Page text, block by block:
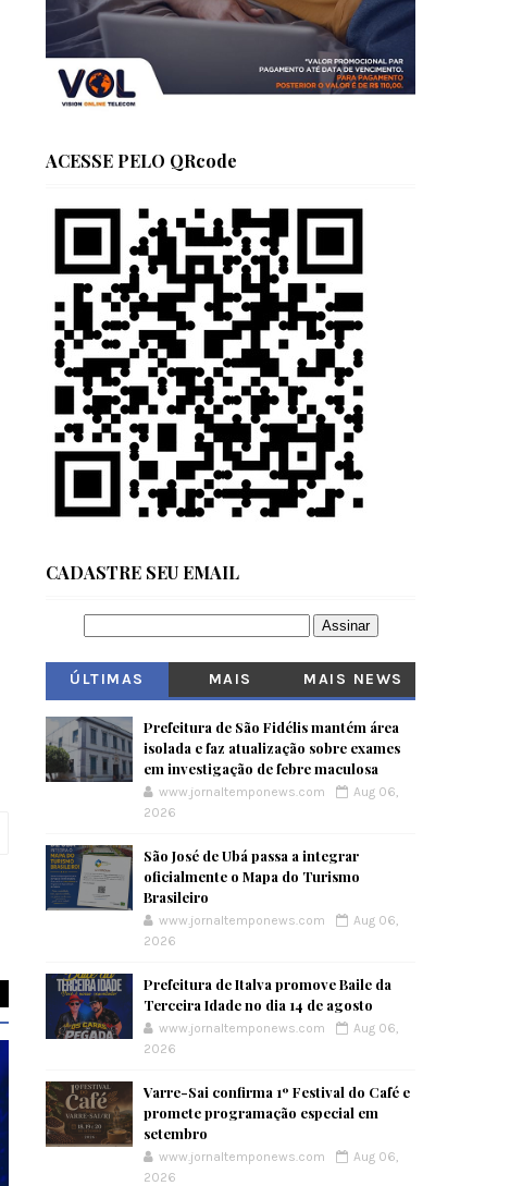
ACESSE PELO QRcode
CADASTRE SEU EMAIL
ÚLTIMAS
MAIS
MAIS NEWS
Prefeitura de São Fidélis mantém área
isolada e faz atualização sobre exames
em investigação de febre maculosa
www.jornaltemponews.com
Aug 06,
2026
São José de Ubá passa a integrar
oficialmente o Mapa do Turismo
Brasileiro
www.jornaltemponews.com
Aug 06,
2026
Prefeitura de Italva promove Baile da
Terceira Idade no dia 14 de agosto
www.jornaltemponews.com
Aug 06,
2026
Varre-Sai confirma 1º Festival do Café e
promete programação especial em
setembro
www.jornaltemponews.com
Aug 06,
2026